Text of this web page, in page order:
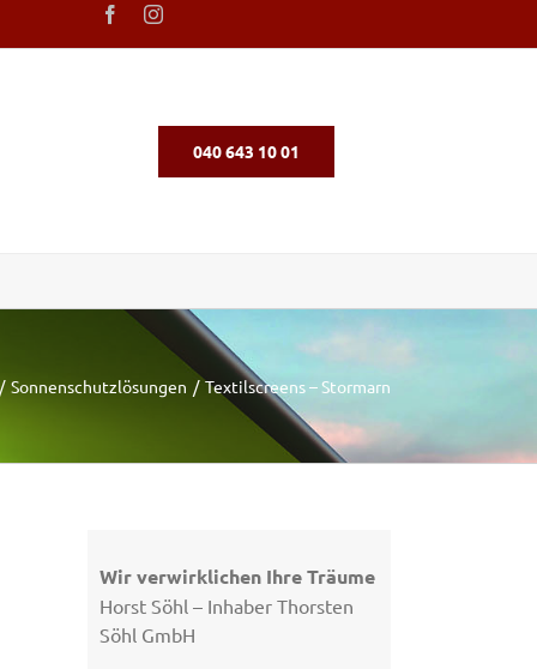
040 643 10 01
Sonnenschutzlösungen Textilscreens – Stormarn
Wir verwirklichen Ihre Träume
Horst Söhl – Inhaber Thorsten
Söhl GmbH